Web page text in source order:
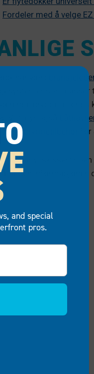
Fordeler med å velge
som
brygge, eller
diverse bryggetilbehør
har vi skissert
få den informasjonen
and special
pros.